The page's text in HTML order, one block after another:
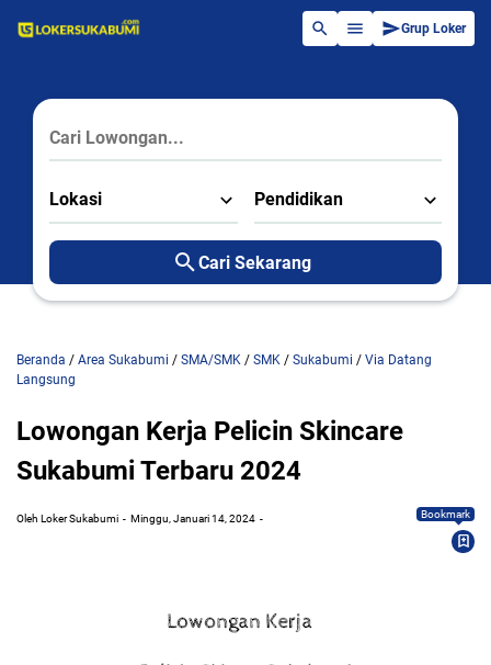
Grup Loker
Lokasi Pendidikan
Cari Sekarang
Beranda / Area Sukabumi / SMA/SMK / SMK / Sukabumi / Via Datang
Langsung
Lowongan Kerja Pelicin Skincare
Sukabumi Terbaru 2024
Oleh Loker Sukabumi Minggu, Januari 14, 2024 Bookmark